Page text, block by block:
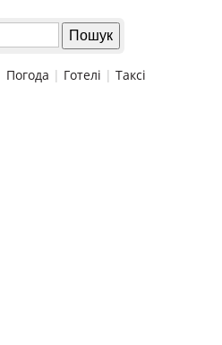
Погода | Готелі | Таксі